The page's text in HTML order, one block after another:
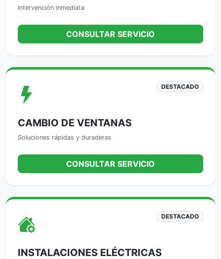
Intervención inmediata
CONSULTAR SERVICIO
DESTACADO
CAMBIO DE VENTANAS
Soluciones rápidas y duraderas
CONSULTAR SERVICIO
DESTACADO
INSTALACIONES ELÉCTRICAS